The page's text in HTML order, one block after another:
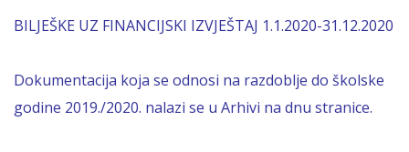
BILJEŠKE UZ FINANCIJSKI IZVJEŠTAJ 1.1.2020-31.12.2020
Dokumentacija koja se odnosi na razdoblje do školske
godine 2019./2020. nalazi se u Arhivi na dnu stranice.